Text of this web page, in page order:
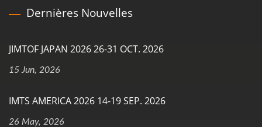
Dernières Nouvelles
JIMTOF JAPAN 2026 26-31 OCT. 2026
15 Jun, 2026
IMTS AMERICA 2026 14-19 SEP. 2026
26 May, 2026